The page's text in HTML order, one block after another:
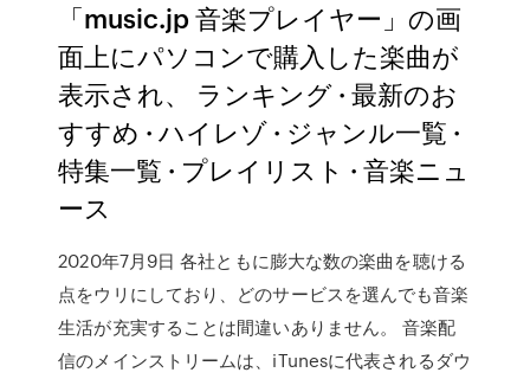
「music.jp 音楽プレイヤー」の画
面上にパソコンで購入した楽曲が
表示され、 ランキング · 最新のお
すすめ · ハイレゾ · ジャンル一覧 ·
特集一覧 · プレイリスト · 音楽ニュ
ース
2020年7月9日 各社ともに膨大な数の楽曲を聴ける
点をウリにしており、どのサービスを選んでも音楽
生活が充実することは間違いありません。 音楽配
信のメインストリームは、iTunesに代表されるダウ